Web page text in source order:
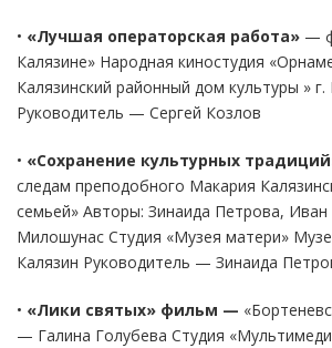
• «Лучшая операторская работа» —
Калязине» Народная киностудия
Калязинский районный дом культуры » г.
Руководитель — Сергей Козлов
• «Сохранение культурных
следам преподобного Макария
семьей» Авторы: Зинаида Петрова,
Милошунас Студия «Музея матери»
Калязин Руководитель — Зинаида
• «Лики святых» фильм —
— Галина Голубева Студия